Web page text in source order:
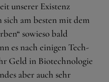
unserer Existenz
sich am besten mit dem
sowieso bald
es nach einigen Tech-
Geld in Biotechnologie
aber auch sehr